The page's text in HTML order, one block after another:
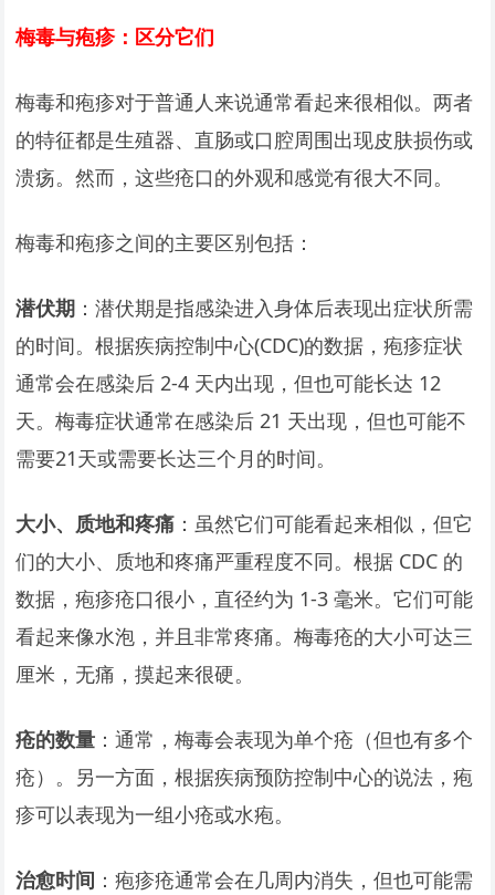
梅毒与疱疹：区分它们
梅毒和疱疹对于普通人来说通常看起来很相似。两者
的特征都是生殖器、直肠或口腔周围出现皮肤损伤或
溃疡。然而，这些疮口的外观和感觉有很大不同。
梅毒和疱疹之间的主要区别包括：
潜伏期 ：潜伏期是指感染进入身体后表现出症状所需
的时间。根据疾病控制中心(CDC)的数据，疱疹症状
通常会在感染后 2-4 天内出现，但也可能长达 12
天。梅毒症状通常在感染后 21 天出现，但也可能不
需要21天或需要长达三个月的时间。
大小、质地和疼痛 ：虽然它们可能看起来相似，但它
们的大小、质地和疼痛严重程度不同。根据 CDC 的
数据，疱疹疮口很小，直径约为 1-3 毫米。它们可能
看起来像水泡，并且非常疼痛。梅毒疮的大小可达三
厘米，无痛，摸起来很硬。
疮的数量 ：通常，梅毒会表现为单个疮（但也有多个
疮）。另一方面，根据疾病预防控制中心的说法，疱
疹可以表现为一组小疮或水疱。
治愈时间 ：疱疹疮通常会在几周内消失，但也可能需